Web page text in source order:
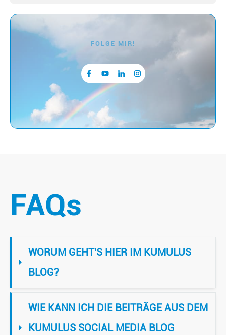
FOLGE MIR!
FAQs
WORUM GEHT'S HIER IM KUMULUS
BLOG?
WIE KANN ICH DIE BEITRÄGE AUS DEM
KUMULUS SOCIAL MEDIA BLOG